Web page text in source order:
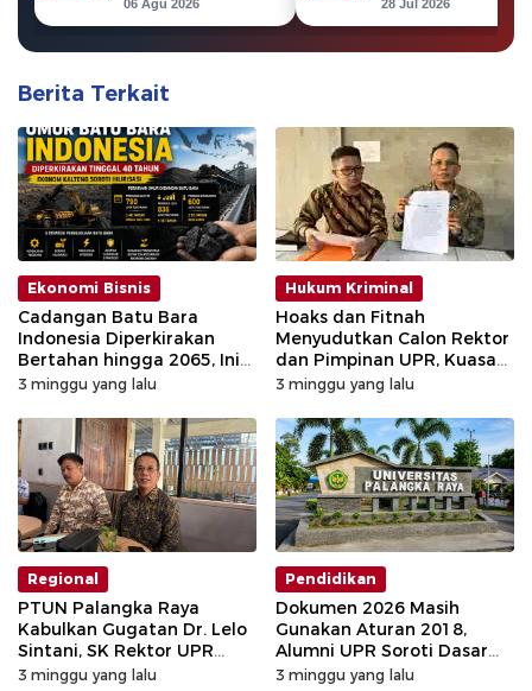
Dana Hibah Pilkada
06 Agu 2026
Ayam ke Kantor PLN
28 Jul 2026
Berita Terkait
Ekonomi Bisnis
Cadangan Batu Bara
Indonesia Diperkirakan
Bertahan hingga 2065, Ini
Analisis Ekonom
3 minggu yang lalu
Hukum Kriminal
Hoaks dan Fitnah
Menyudutkan Calon Rektor
dan Pimpinan UPR, Kuasa
Hukum Tempuh Jalur
3 minggu yang lalu
Regional
PTUN Palangka Raya
Kabulkan Gugatan Dr. Lelo
Sintani, SK Rektor UPR
Dibatalkan
3 minggu yang lalu
Pendidikan
Dokumen 2026 Masih
Gunakan Aturan 2018,
Alumni UPR Soroti Dasar
Hukum Senat Ex Officio
3 minggu yang lalu